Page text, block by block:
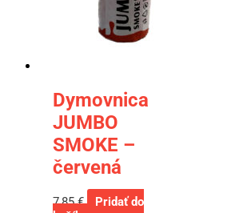
Dymovnica
JUMBO
SMOKE –
červená
7,85€
Pridať do